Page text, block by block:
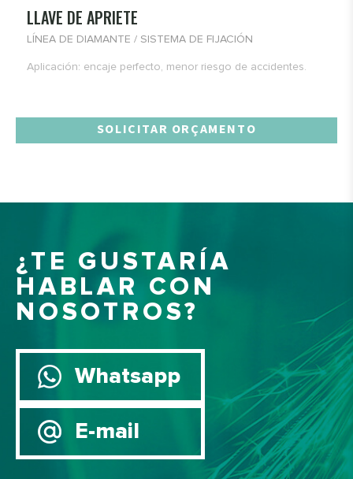
LLAVE DE APRIETE
LÍNEA DE DIAMANTE / SISTEMA DE FIJACIÓN
Aplicación: encaje perfecto, menor riesgo de accidentes.
SOLICITAR ORÇAMENTO
¿TE GUSTARÍA
HABLAR CON
NOSOTROS?
Whatsapp
E-mail